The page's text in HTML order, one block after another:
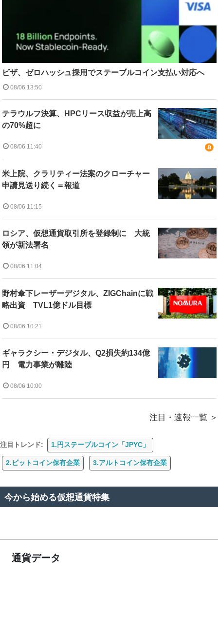
ビザ、ゼロハッシュ採用でステーブルコイン支払い対応へ
08/06 13:50
テラウルフ決算、HPCリース収益が売上高
の70%超に
08/06 11:40
米上院、クラリティー法案のクローチャー
申請見送り続く＝報道
08/06 11:15
ロシア、仮想通貨取引所を登録制に 大統
領が新法署名
08/06 11:04
野村傘下レーザーデジタル、ZIGChainに戦
略出資 TVL1億ドル目標
08/06 10:21
ギャラクシー・デジタル、Q2損失約134億
円 電力事業が離陸
08/06 10:00
注目・速報一覧
注目トレンド: 1.円ステーブルコイン「JPYC」
2.ビットコイン保有企業 3.アルトコイン保有企業
今から始める仮想通貨特集
通貨データ